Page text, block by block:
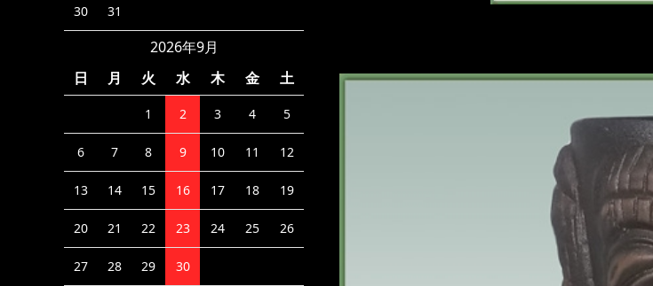
30 31
2026年9月
日
月 火 水 木 金 土
1 2 3 4 5
6 7 8 9 10 11 12
13 14 15 16 17 18 19
20 21 22 23 24 25 26
27 28 29 30